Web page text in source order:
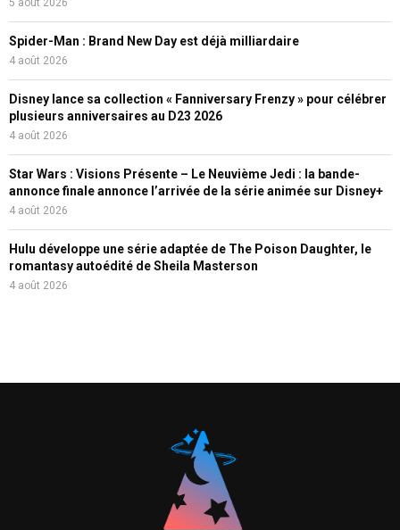
5 août 2026
Spider-Man : Brand New Day est déjà milliardaire
4 août 2026
Disney lance sa collection « Fanniversary Frenzy » pour célébrer
plusieurs anniversaires au D23 2026
4 août 2026
Star Wars : Visions Présente – Le Neuvième Jedi : la bande-
annonce finale annonce l’arrivée de la série animée sur Disney+
4 août 2026
Hulu développe une série adaptée de The Poison Daughter, le
romantasy autoédité de Sheila Masterson
4 août 2026